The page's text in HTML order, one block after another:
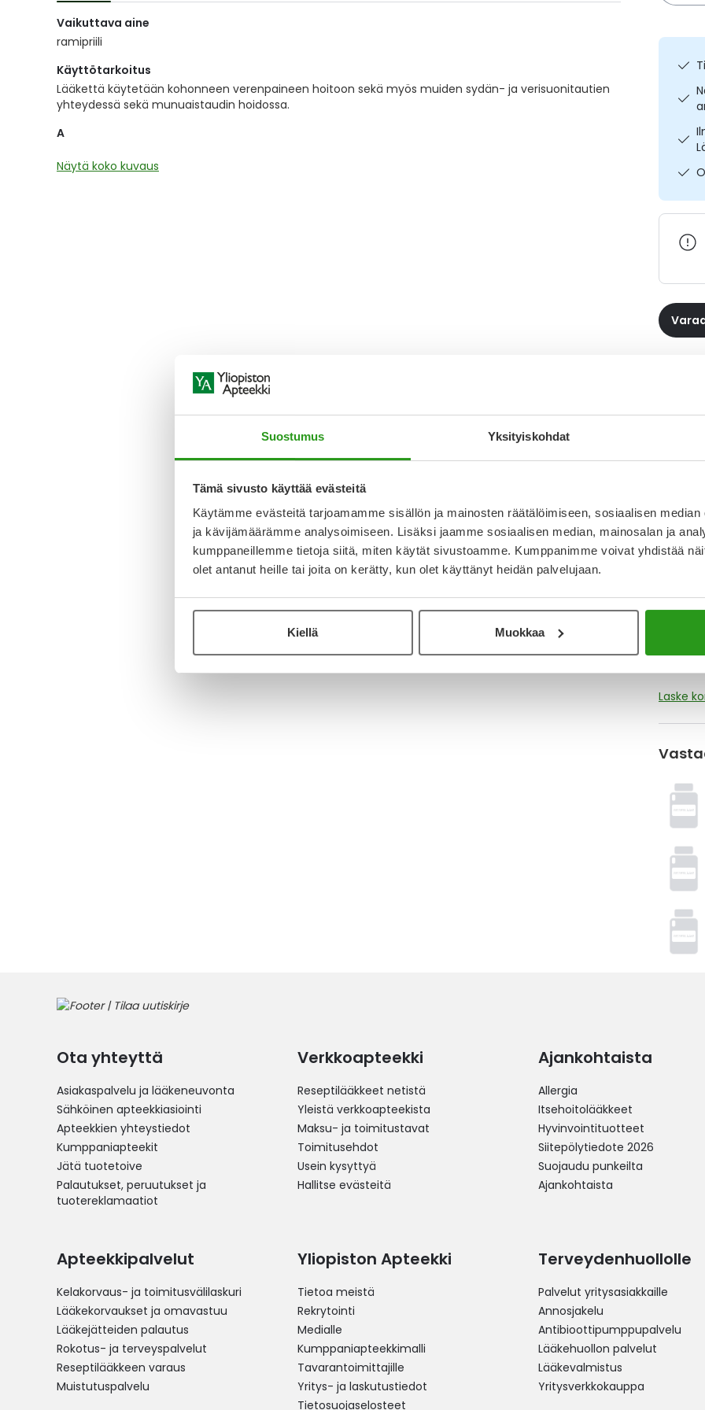
Suostumus Yksityiskohdat
Tämä sivusto käyttää evästeitä
Käytämme evästeitä tarjoamamme sisällön ja mainosten räätälöimiseen, sosiaalisen
ja kävijämäärämme analysoimiseen. Lisäksi jaamme sosiaalisen median, mainosalan ja
kumppaneillemme tietoja siitä, miten käytät sivustoamme. Kumppanimme voivat yhdistää
olet antanut heille tai joita on kerätty, kun olet käyttänyt heidän palvelujaan.
Kiellä Muokkaa
the
images
Vaikuttava aine
ramipriili
Käyttötarkoitus
Lääkettä käytetään kohonneen verenpaineen hoitoon sekä myös muiden sydän- ja verisuonitautien
yhteydessä sekä munuaistaudin hoidossa.
A
Näytä koko kuvaus
Tämä
Laske
Ota yhteyttä
Asiakaspalvelu ja lääkeneuvonta
Sähköinen apteekkiasiointi
Apteekkien yhteystiedot
Kumppaniapteekit
Jätä tuotetoive
Palautukset, peruutukset ja
tuotereklamaatiot
Verkkoapteekki
Reseptilääkkeet netistä
Yleistä verkkoapteekista
Maksu- ja toimitustavat
Toimitusehdot
Usein kysyttyä
Hallitse evästeitä
Ajankohtaista
Allergia
Itsehoitolääkkeet
Hyvinvointituotteet
Siitepölytiedote 2026
Suojaudu punkeilta
Ajankohtaista
Apteekkipalvelut
Kelakorvaus- ja toimitusvälilaskuri
Lääkekorvaukset ja omavastuu
Lääkejätteiden palautus
Rokotus- ja terveyspalvelut
Reseptilääkkeen varaus
Muistutuspalvelu
Yliopiston Apteekki
Tietoa meistä
Rekrytointi
Medialle
Kumppaniapteekkimalli
Tavarantoimittajille
Yritys- ja laskutustiedot
Tietosuojaselosteet
Terveydenhuollolle
Palvelut yritysasiakkaille
Annosjakelu
Antibioottipumppupalvelu
Lääkehuollon palvelut
Lääkevalmistus
Yritysverkkokauppa